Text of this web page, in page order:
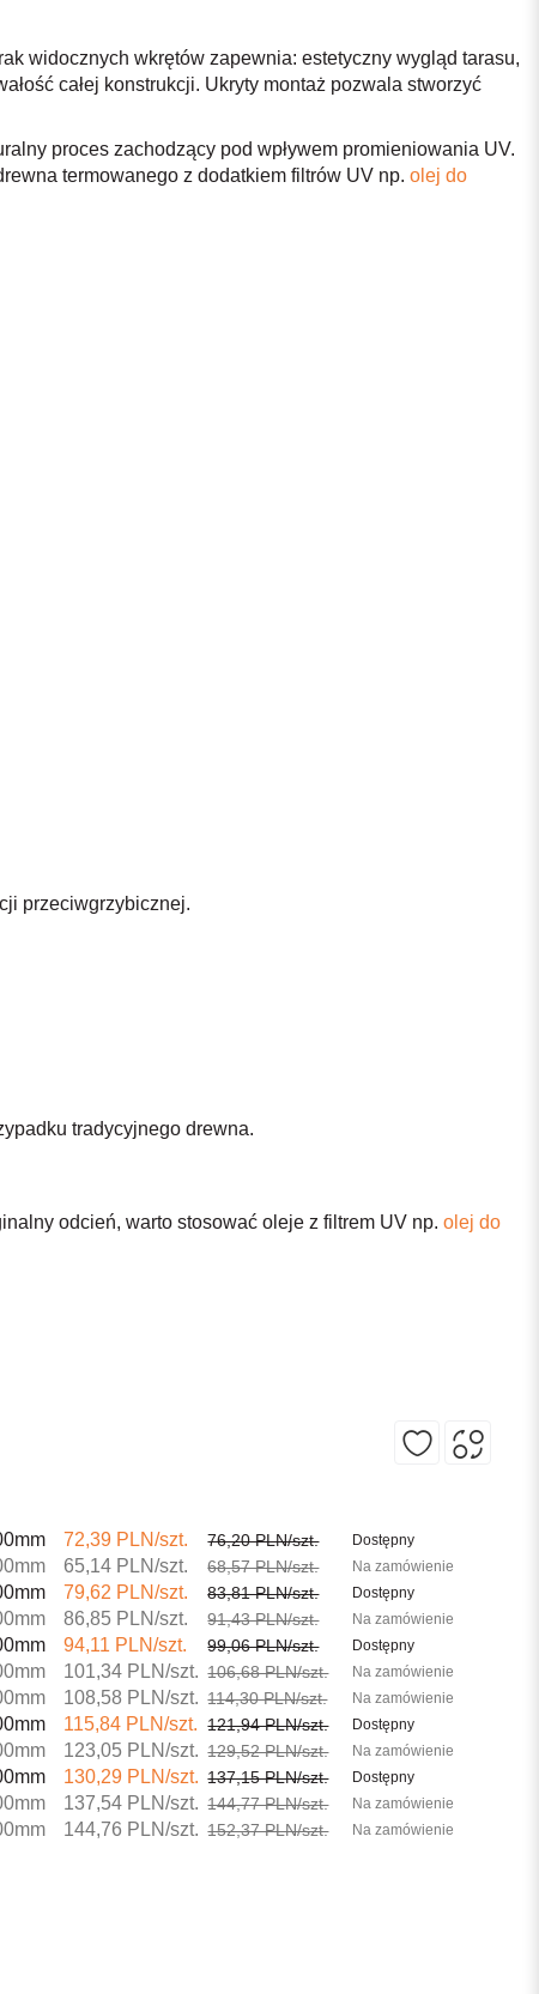
widocznych wkrętów zapewnia: estetyczny wygląd tarasu,
całej konstrukcji. Ukryty montaż pozwala stworzyć
proces zachodzący pod wpływem promieniowania UV.
termowanego z dodatkiem filtrów UV np. olej do
przeciwgrzybicznej.
tradycyjnego drewna.
odcień, warto stosować oleje z filtrem UV np. olej do
72,39 PLN/szt. 76,20 PLN/szt. Dostępny
65,14 PLN/szt. 68,57 PLN/szt. Na zamówienie
79,62 PLN/szt. 83,81 PLN/szt. Dostępny
86,85 PLN/szt. 91,43 PLN/szt. Na zamówienie
94,11 PLN/szt. 99,06 PLN/szt. Dostępny
101,34 PLN/szt. 106,68 PLN/szt. Na zamówienie
108,58 PLN/szt. 114,30 PLN/szt. Na zamówienie
115,84 PLN/szt. 121,94 PLN/szt. Dostępny
123,05 PLN/szt. 129,52 PLN/szt. Na zamówienie
130,29 PLN/szt. 137,15 PLN/szt. Dostępny
137,54 PLN/szt. 144,77 PLN/szt. Na zamówienie
144,76 PLN/szt. 152,37 PLN/szt. Na zamówienie